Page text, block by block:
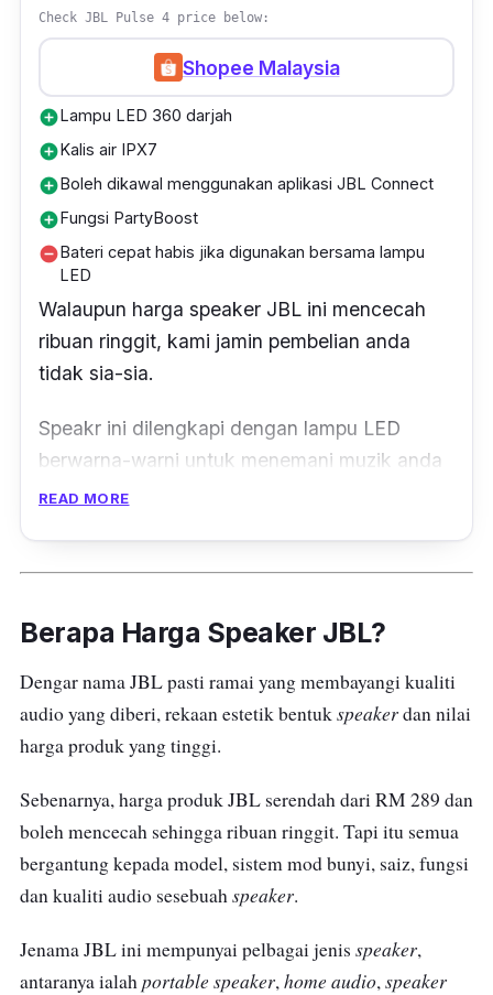
Check JBL Pulse 4 price below:
Shopee Malaysia
add_circleLampu LED 360 darjah
add_circleKalis air IPX7
add_circleBoleh dikawal menggunakan aplikasi JBL Connect
add_circleFungsi PartyBoost
remove_circleBateri cepat habis jika digunakan bersama lampu
LED
Walaupun harga speaker JBL ini mencecah
ribuan ringgit, kami jamin pembelian anda
tidak sia-sia.
Speakr ini dilengkapi dengan lampu LED
berwarna-warni untuk menemani muzik anda
dan boleh dijadikan sebagai lampu tidur.
Speaker ini mempunyai input kabel audio 3.5
mm untuk memudahkan anda untuk
bertahan sehingga 12 jam penggunaan.
READ MORE
Berapa Harga Speaker JBL?
Dengar nama JBL pasti ramai yang membayangi kualiti
audio yang diberi, rekaan estetik bentukspeakerdan nilai
harga produk yang tinggi.
Sebenarnya, harga produk JBL serendah dari RM 289 dan
boleh mencecah sehingga ribuan ringgit. Tapi itu semua
bergantung kepada model, sistem mod bunyi, saiz, fungsi
dan kualiti audio sesebuahspeaker.
Jenama JBL ini mempunyai pelbagai jenis speaker,
antaranya ialahportable speaker,home audio,speaker